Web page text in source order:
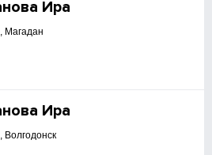
Ира
Магадан
Ира
Волгодонск